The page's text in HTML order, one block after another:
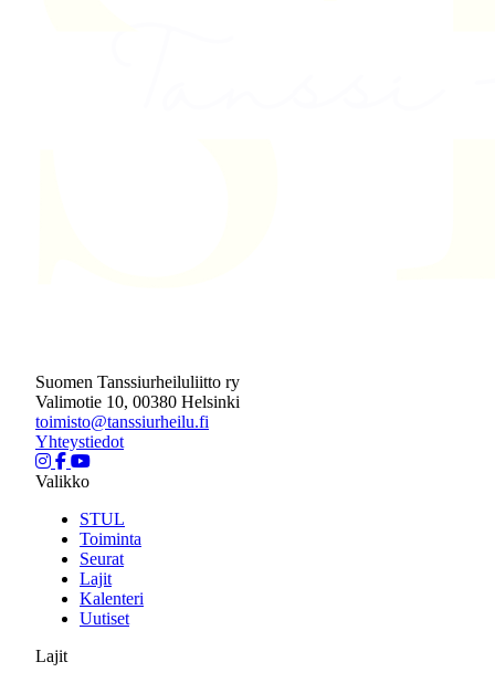
Suomen Tanssiurheiluliitto ry
Valimotie 10, 00380 Helsinki
toimisto@tanssiurheilu.fi
Yhteystiedot
Valikko
STUL
Toiminta
Seurat
Lajit
Kalenteri
Uutiset
Lajit